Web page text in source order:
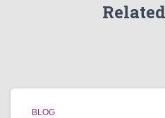
BLOG